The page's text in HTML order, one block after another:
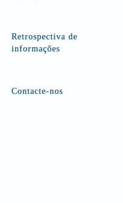
Retrospectiva de
informações
Contacte-nos